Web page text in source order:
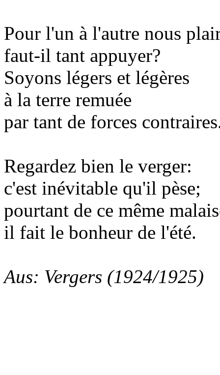
Pour l'un à l'autre nous
faut-il tant appuyer?
Soyons légers et légères
à la terre remuée
par tant de forces
Regardez bien le verger:
c'est inévitable qu'il pèse;
pourtant de ce même
il fait le bonheur de l'été.
Aus: Vergers (1924/1925)